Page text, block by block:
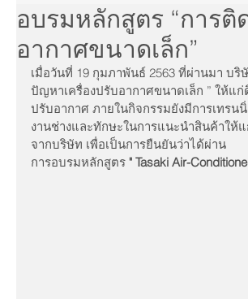
อบรมหลักสูตร “การ
อากาศขนาดเล็ก”
เมื่อวันที่ 19 กุมภาพันธ์ 2563 ที่ผ่านมา บ
ปัญหาเครื่องปรับอากาศขนาดเล็ก ” ให้แก่
ปรับอากาศ ภายในกิจกรรมยังมีการเทรน
งานช่างและทักษะในการแนะนำสินค้าให้
จากบริษัท เพื่อเป็นการยืนยันว่าได้ผ่าน
การอบรมหลักสูตร " Tasaki Air-